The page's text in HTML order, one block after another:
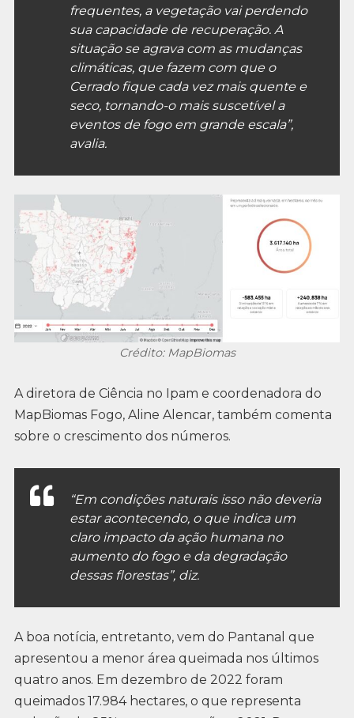
frequentes, a vegetação vai perdendo
sua capacidade de recuperação. A
situação se agrava com as mudanças
climáticas, que fazem com que o
Cerrado fique cada vez mais quente e
seco, tornando-o mais suscetível a
eventos de fogo em grande escala”,
avalia.
Crédito: MapBiomas
A diretora de Ciência no Ipam e coordenadora do
MapBiomas Fogo, Aline Alencar, também comenta
sobre o crescimento dos números.
“Em condições naturais isso não deveria
estar acontecendo, o que indica um
claro impacto da ação humana no
aumento do fogo e da degradação
dessas florestas”, diz.
A boa notícia, entretanto, vem do Pantanal que
apresentou a menor área queimada nos últimos
quatro anos. Em dezembro de 2022 foram
queimados 17.984 hectares, o que representa